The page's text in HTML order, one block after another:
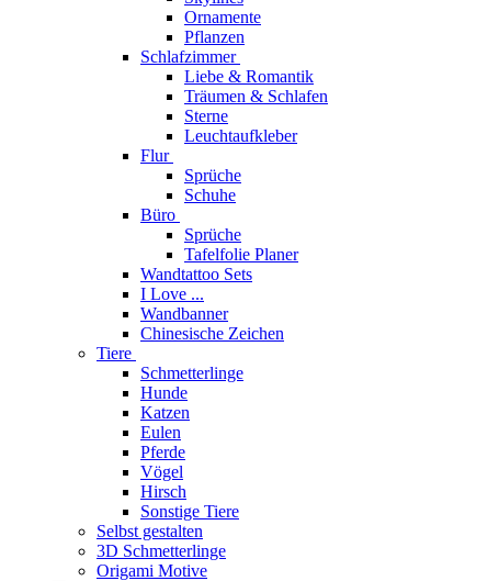
Ornamente
Pflanzen
Schlafzimmer
Liebe & Romantik
Träumen & Schlafen
Sterne
Leuchtaufkleber
Flur
Sprüche
Schuhe
Büro
Sprüche
Tafelfolie Planer
Wandtattoo Sets
I Love ...
Wandbanner
Chinesische Zeichen
Tiere
Schmetterlinge
Hunde
Katzen
Eulen
Pferde
Vögel
Hirsch
Sonstige Tiere
Selbst gestalten
3D Schmetterlinge
Origami Motive